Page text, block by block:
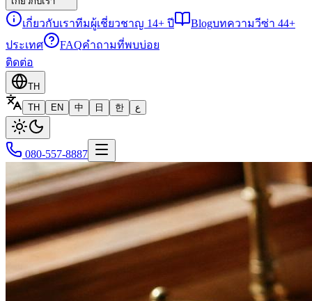
เกี่ยวกับเราทีมผู้เชี่ยวชาญ 14+ ปี Blogบทความวีซ่า 44+
ประเทศ
FAQคำถามที่พบบ่อย
ติดต่อ
TH
TH
EN 中 日 한 ع
080-557-8887